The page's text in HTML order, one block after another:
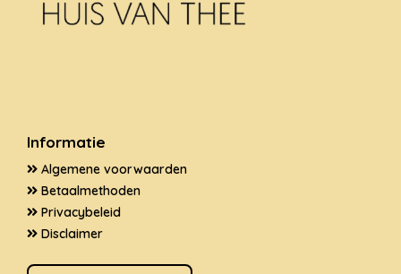
Informatie
Algemene voorwaarden
Betaalmethoden
Privacybeleid
Disclaimer